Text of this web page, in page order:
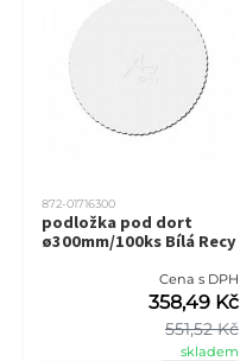
872-01716300
podložka pod dort
ø300mm/100ks Bílá Recy
Cena s DPH
551,52 Kč
358,49 Kč
skladem